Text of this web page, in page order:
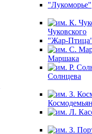
"Лукоморье"
Чуковского
"Жар-
Маршака
Солнцева